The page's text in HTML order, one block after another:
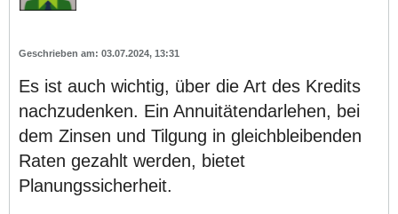
03.07.2024, 13:31
Es ist auch wichtig, über die Art des Kredits
nachzudenken. Ein Annuitätendarlehen, bei
dem Zinsen und Tilgung in gleichbleibenden
Raten gezahlt werden, bietet
Planungssicherheit.